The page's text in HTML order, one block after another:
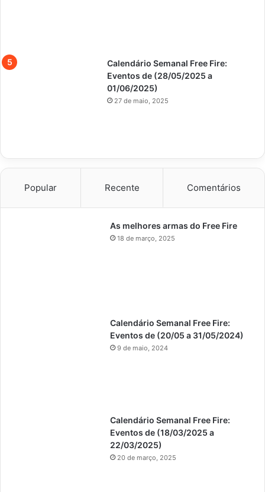
Calendário Semanal Free Fire:
Eventos de (28/05/2025 a
01/06/2025)
27 de maio, 2025
Popular Recente Comentários
As melhores armas do Free Fire
18 de março, 2025
Calendário Semanal Free Fire:
Eventos de (20/05 a 31/05/2024)
9 de maio, 2024
Calendário Semanal Free Fire:
Eventos de (18/03/2025 a
22/03/2025)
20 de março, 2025